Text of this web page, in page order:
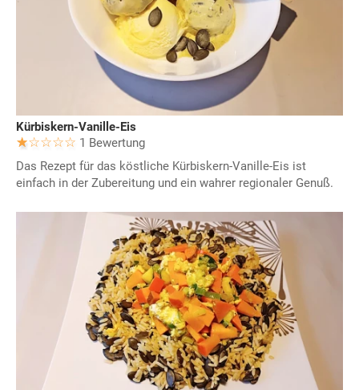
Kürbiskern-Vanille-Eis
1 Bewertung
Das Rezept für das köstliche Kürbiskern-Vanille-Eis ist
einfach in der Zubereitung und ein wahrer regionaler Genuß.